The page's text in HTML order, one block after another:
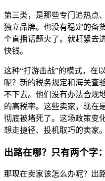
第三类，是那些专门追热点
独立品牌。也没有稳定的备
个直播话题火了。就赶紧去
快钱。
这种“打游击战”的模式，在
呢？新的税务规定和海关查
不下去。他们没有办法合规
的高税率。这些卖家，现在
彻底被堵死了。这场政策变
想走捷径、投机取巧的卖家。
出路在哪？只有两个字
那现在卖家该怎么办呢？出